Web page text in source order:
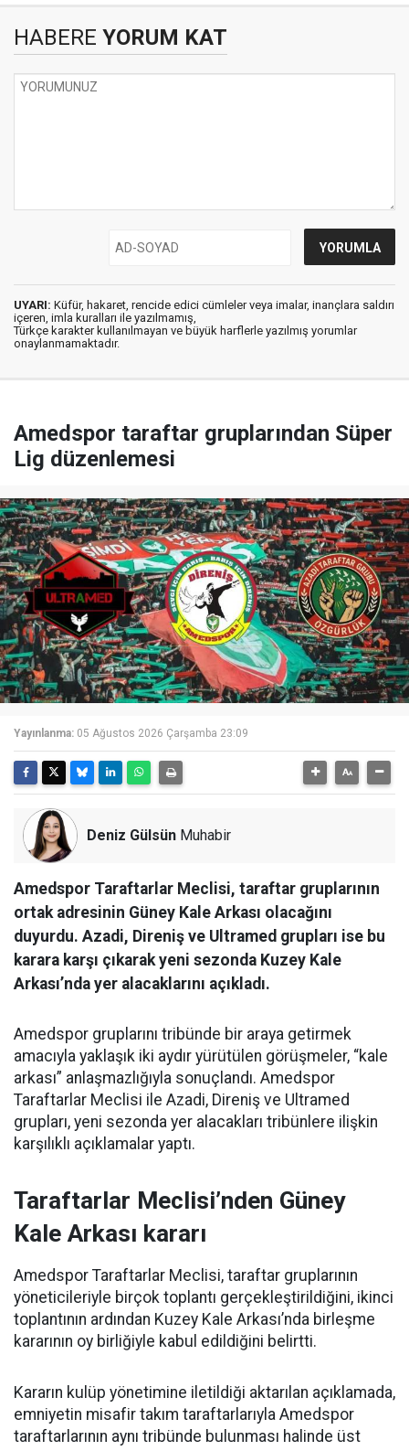
HABERE YORUM KAT
UYARI: Küfür, hakaret, rencide edici cümleler veya imalar, inançlara saldırı
içeren, imla kuralları ile yazılmamış,
Türkçe karakter kullanılmayan ve büyük harflerle yazılmış yorumlar
onaylanmamaktadır.
Amedspor taraftar gruplarından Süper
Lig düzenlemesi
Yayınlanma: 05 Ağustos 2026 Çarşamba 23:09
Deniz Gülsün Muhabir
Amedspor Taraftarlar Meclisi, taraftar gruplarının
ortak adresinin Güney Kale Arkası olacağını
duyurdu. Azadi, Direniş ve Ultramed grupları ise bu
karara karşı çıkarak yeni sezonda Kuzey Kale
Arkası’nda yer alacaklarını açıkladı.
Amedspor gruplarını tribünde bir araya getirmek
amacıyla yaklaşık iki aydır yürütülen görüşmeler, “kale
arkası” anlaşmazlığıyla sonuçlandı. Amedspor
Taraftarlar Meclisi ile Azadi, Direniş ve Ultramed
grupları, yeni sezonda yer alacakları tribünlere ilişkin
karşılıklı açıklamalar yaptı.
Taraftarlar Meclisi’nden Güney
Kale Arkası kararı
Amedspor Taraftarlar Meclisi, taraftar gruplarının
yöneticileriyle birçok toplantı gerçekleştirildiğini, ikinci
toplantının ardından Kuzey Kale Arkası’nda birleşme
kararının oy birliğiyle kabul edildiğini belirtti.
Kararın kulüp yönetimine iletildiği aktarılan açıklamada,
emniyetin misafir takım taraftarlarıyla Amedspor
taraftarlarının aynı tribünde bulunması halinde üst